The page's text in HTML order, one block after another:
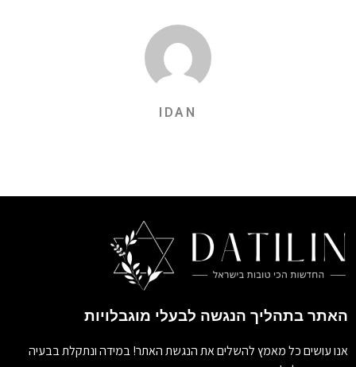
IDAN
האתר בתהליך הנגשה לבעלי מוגבלויות
אנו עושים כל מאמץ להשלים את הנגשת האתר! במידה ונתקלת בבעיה